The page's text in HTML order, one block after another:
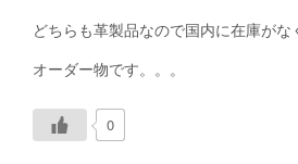
どちらも革製品なので国内に在庫がな
オーダー物です。。。
0